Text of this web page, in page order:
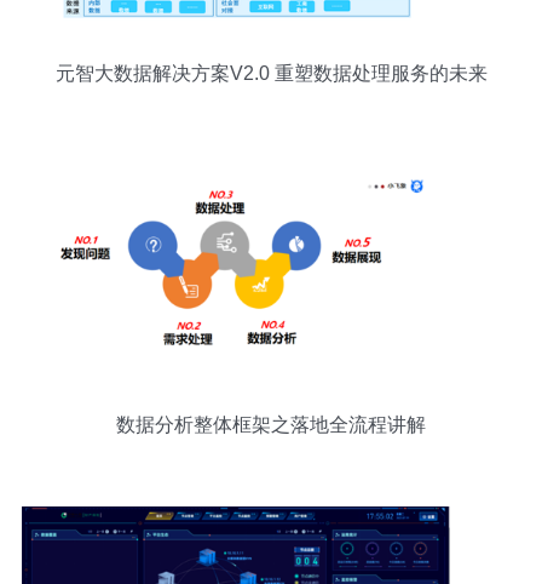
元智大数据解决方案V2.0 重塑数据处理服务的未来
数据分析整体框架之落地全流程讲解